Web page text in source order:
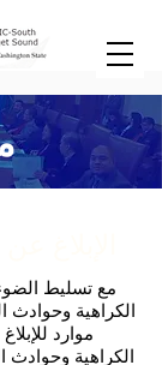
مع تسليط
الكراهية وحوادث
الكراهية وحوادث